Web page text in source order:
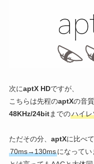
次にaptX HDですが、
こちらは先程のaptXの音
48KHz/24bitまでのハイ
ただその分、 aptXに比べ
70ms→130msになってい